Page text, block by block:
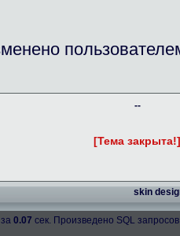
--
[Тема
skin
0.07 сек. Произведено SQL